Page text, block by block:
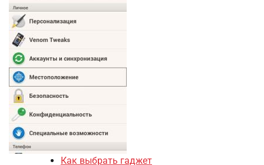
Как выбрать гаджет